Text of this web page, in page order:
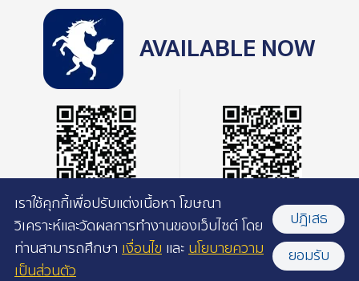
AVAILABLE NOW
เราใช้คุกกี้เพื่อปรับแต่งเนื้อหา โฆษณา
วิเคราะห์และวัดผลการทำงานของเว็บไซต์ โดย
ท่านสามารถศึกษา เงื่อนไข และนโยบายความ
เป็นส่วนตัว
ปฎิเสธ
ยอมรับ